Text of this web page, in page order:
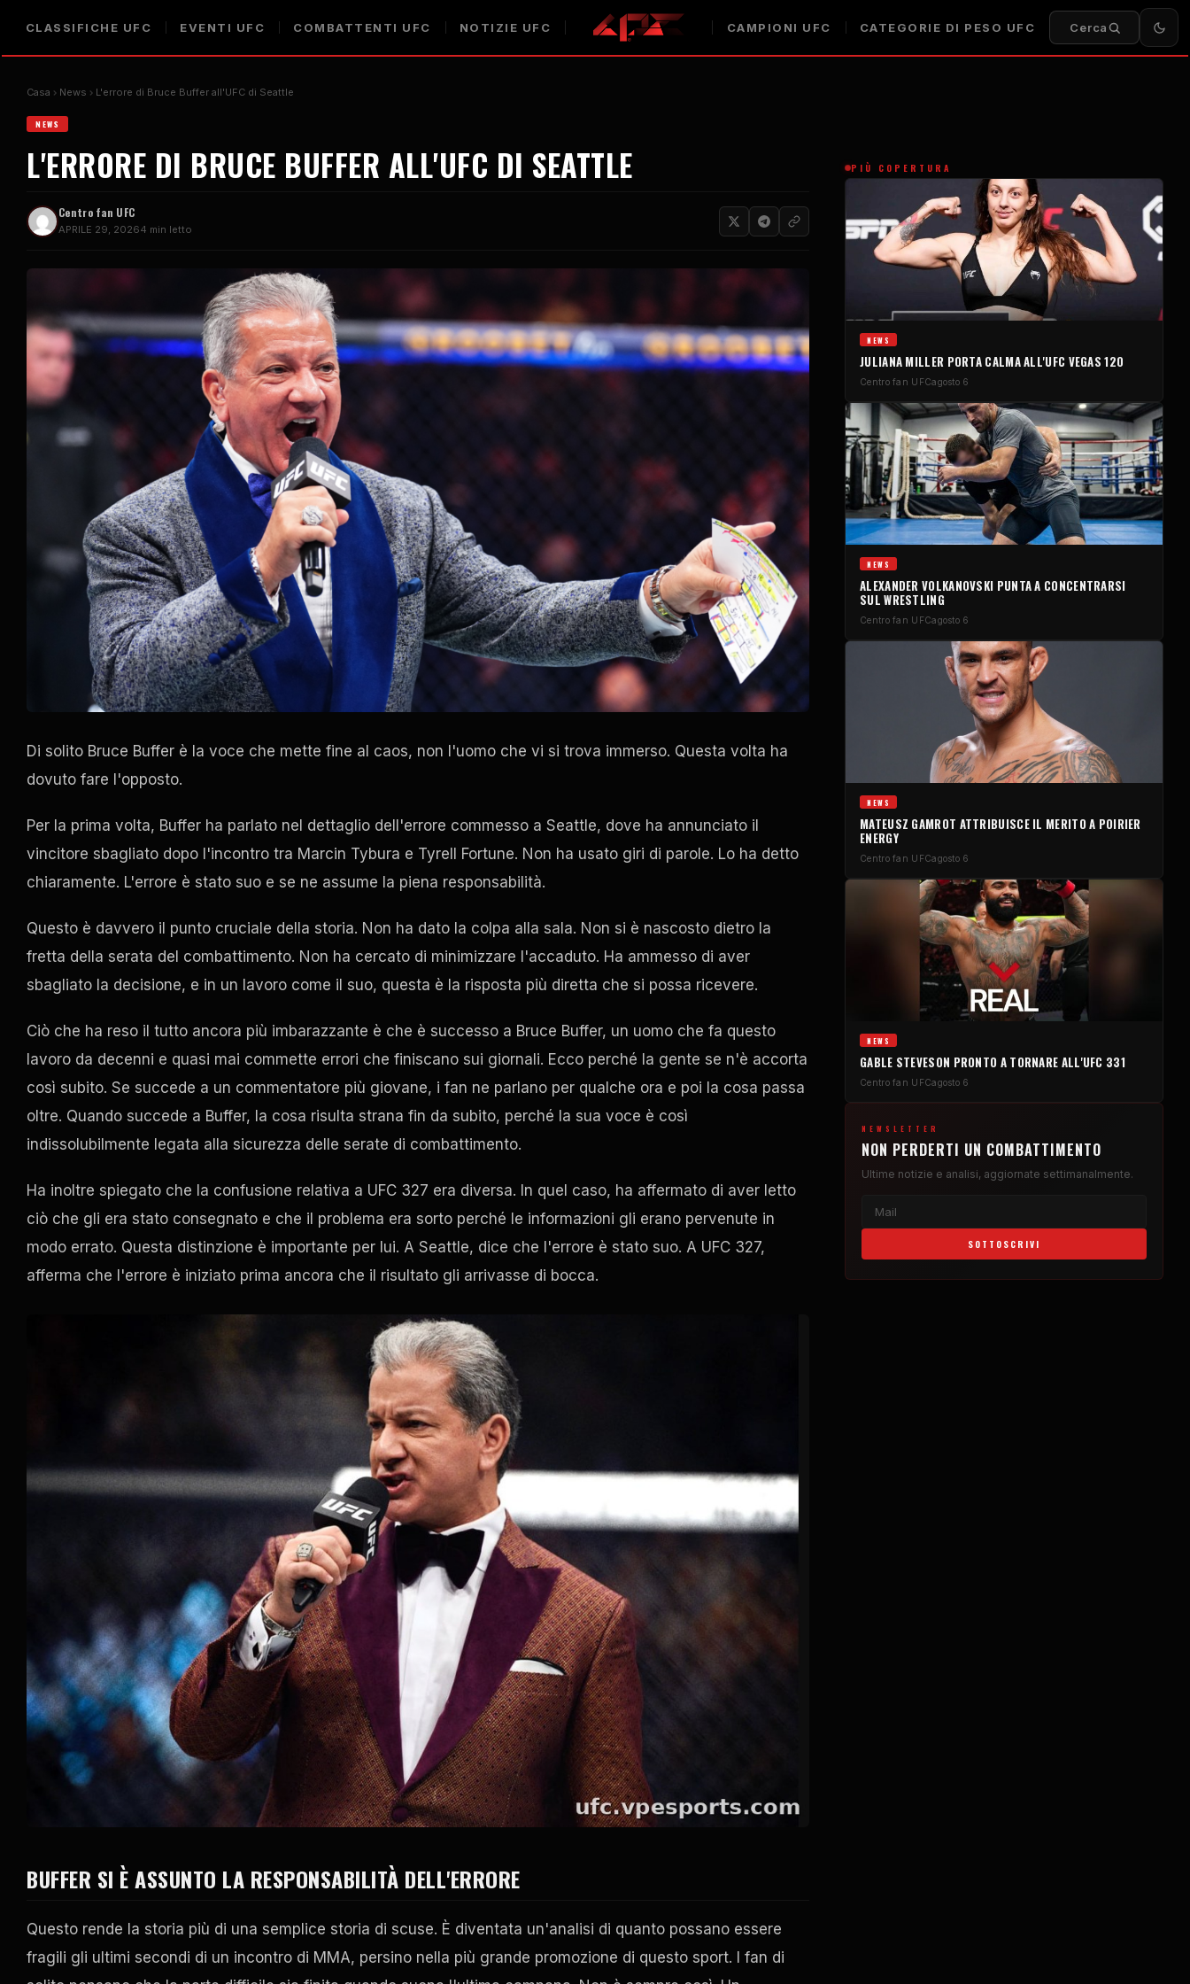
CLASSIFICHE UFC EVENTI UFC COMBATTENTI UFC NOTIZIE UFC CAMPIONI UFC CATEGORIE DI PESO UFC Cerca
Casa News L'errore di Bruce Buffer all'UFC di Seattle
NEWS
L'ERRORE DI BRUCE BUFFER ALL'UFC DI SEATTLE
Centro fan UFC
APRILE 29, 20264 min letto
Di solito Bruce Buffer è la voce che mette fine al caos, non l'uomo che vi si trova immerso. Questa volta ha
dovuto fare l'opposto.
Per la prima volta, Buffer ha parlato nel dettaglio dell'errore commesso a Seattle, dove ha annunciato il
vincitore sbagliato dopo l'incontro tra Marcin Tybura e Tyrell Fortune. Non ha usato giri di parole. Lo ha detto
chiaramente. L'errore è stato suo e se ne assume la piena responsabilità.
Questo è davvero il punto cruciale della storia. Non ha dato la colpa alla sala. Non si è nascosto dietro la
fretta della serata del combattimento. Non ha cercato di minimizzare l'accaduto. Ha ammesso di aver
sbagliato la decisione, e in un lavoro come il suo, questa è la risposta più diretta che si possa ricevere.
Ciò che ha reso il tutto ancora più imbarazzante è che è successo a Bruce Buffer, un uomo che fa questo
lavoro da decenni e quasi mai commette errori che finiscano sui giornali. Ecco perché la gente se n'è accorta
così subito. Se succede a un commentatore più giovane, i fan ne parlano per qualche ora e poi la cosa passa
oltre. Quando succede a Buffer, la cosa risulta strana fin da subito, perché la sua voce è così
indissolubilmente legata alla sicurezza delle serate di combattimento.
Ha inoltre spiegato che la confusione relativa a UFC 327 era diversa. In quel caso, ha affermato di aver letto
ciò che gli era stato consegnato e che il problema era sorto perché le informazioni gli erano pervenute in
modo errato. Questa distinzione è importante per lui. A Seattle, dice che l'errore è stato suo. A UFC 327,
afferma che l'errore è iniziato prima ancora che il risultato gli arrivasse di bocca.
BUFFER SI È ASSUNTO LA RESPONSABILITÀ DELL'ERRORE
Questo rende la storia più di una semplice storia di scuse. È diventata un'analisi di quanto possano essere
fragili gli ultimi secondi di un incontro di MMA, persino nella più grande promozione di questo sport. I fan di
PIÙ COPERTURA
NEWS
JULIANA MILLER PORTA CALMA ALL'UFC VEGAS 120
Centro fan UFCagosto 6
NEWS
ALEXANDER VOLKANOVSKI PUNTA A CONCENTRARSI
SUL WRESTLING
Centro fan UFCagosto 6
NEWS
MATEUSZ GAMROT ATTRIBUISCE IL MERITO A POIRIER
ENERGY
Centro fan UFCagosto 6
NEWS
GABLE STEVESON PRONTO A TORNARE ALL'UFC 331
Centro fan UFCagosto 6
NEWSLETTER
NON PERDERTI UN COMBATTIMENTO
Ultime notizie e analisi, aggiornate settimanalmente.
SOTTOSCRIVI